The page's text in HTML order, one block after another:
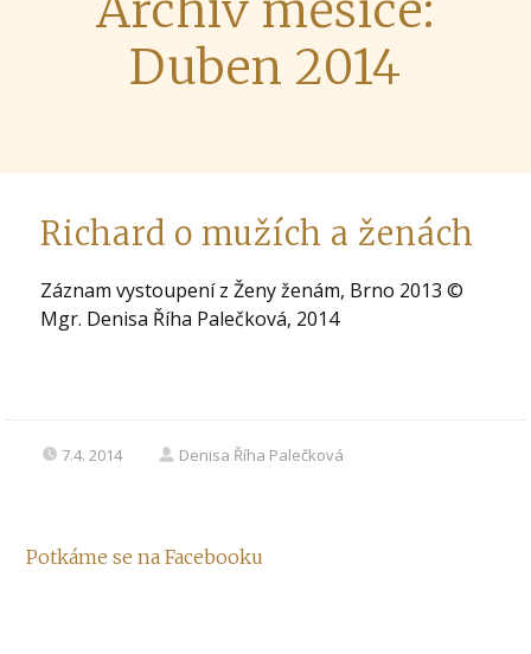
Duben 2014
Richard o mužích a ženách
Záznam vystoupení z Ženy ženám, Brno 2013 ©
Mgr. Denisa Říha Palečková, 2014
7.4. 2014 Denisa Říha Palečková
Potkáme se na Facebooku